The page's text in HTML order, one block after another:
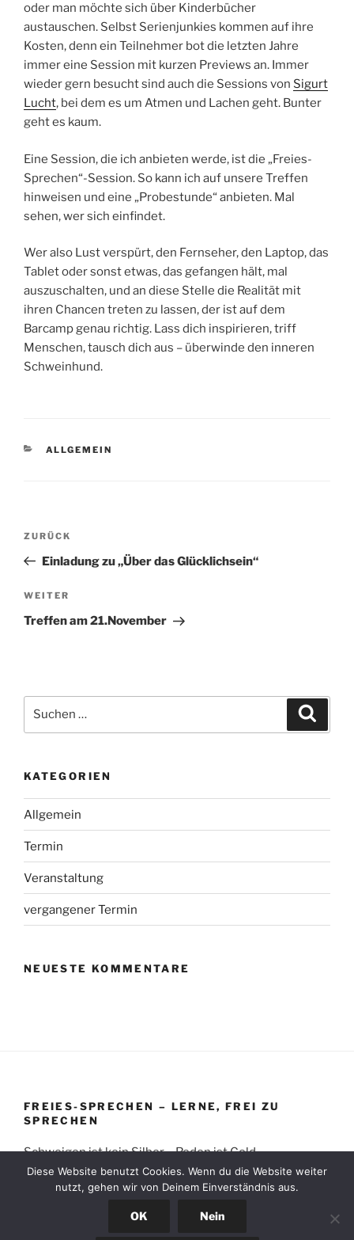
oder man möchte sich über Kinderbücher
austauschen. Selbst Serienjunkies kommen auf ihre
Kosten, denn ein Teilnehmer bot die letzten Jahre
immer eine Session mit kurzen Previews an. Immer
wieder gern besucht sind auch die Sessions von Sigurt
Lucht, bei dem es um Atmen und Lachen geht. Bunter
geht es kaum.
Eine Session, die ich anbieten werde, ist die „Freies-
Sprechen“-Session. So kann ich auf unsere Treffen
hinweisen und eine „Probestunde“ anbieten. Mal
sehen, wer sich einfindet.
Wer also Lust verspürt, den Fernseher, den Laptop, das
Tablet oder sonst etwas, das gefangen hält, mal
auszuschalten, und an diese Stelle die Realität mit
ihren Chancen treten zu lassen, der ist auf dem
Barcamp genau richtig. Lass dich inspirieren, triff
Menschen, tausch dich aus – überwinde den inneren
Schweinhund.
KATEGORIEN
ALLGEMEIN
Beitragsnavigation
Vorheriger
Beitrag
ZURÜCK
Einladung zu „Über das Glücklichsein“
Nächster
Beitrag
WEITER
Treffen am 21.November
nach:
KATEGORIEN
Allgemein
Termin
Veranstaltung
vergangener Termin
NEUESTE KOMMENTARE
FREIES-SPRECHEN – LERNE, FREI ZU
SPRECHEN
Schweigen ist kein Silber – Reden ist Gold
Diese Website benutzt Cookies. Wenn du die Website weiter
nutzt, gehen wir von Deinem Einverständnis aus.
OK Nein